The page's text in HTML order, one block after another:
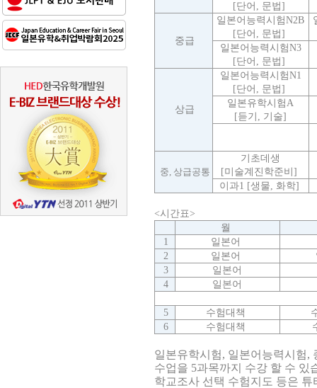
[단어, 문법]
중급
일본어능력시험N2B
[단어, 문법]
일본어능력시험N3
[단어, 문법]
상급
일본어능력시험N1
[단어, 문법]
일본유학시험A
[듣기, 기술]
중, 상급공통
기초데생
[미술계진학준비]
이과1 [생물, 화학]
<시간표>
월
1
일본어
2
일본어
3
일본어
4
일본어
5 수험대책
6
수험대책
일본유학시험, 일본어능력시험,
수업을 5과목까지 수강 할 수 있
학교조사 선택 수험지도 등은